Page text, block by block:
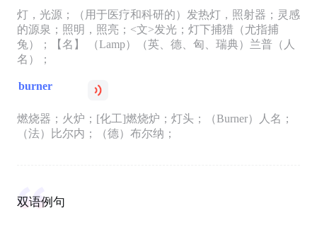
灯，光源；（用于医疗和科研的）发热灯，照射器；灵感
的源泉；照明，照亮；<文>发光；灯下捕猎（尤指捕
兔）；【名】 （Lamp）（英、德、匈、瑞典）兰普（人
名）；
burner
燃烧器；火炉；[化工]燃烧炉；灯头；（Burner）人名；
（法）比尔内；（德）布尔纳；
双语例句